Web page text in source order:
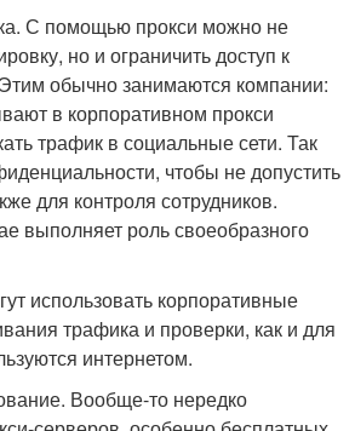
С помощью прокси можно не
но и ограничить доступ к
обычно занимаются компании:
в корпоративном прокси
трафик в социальные сети. Так
чтобы не допустить
для контроля сотрудников.
выполняет роль своеобразного
использовать корпоративные
трафика и проверки, как и для
интернетом.
Вообще-то нередко